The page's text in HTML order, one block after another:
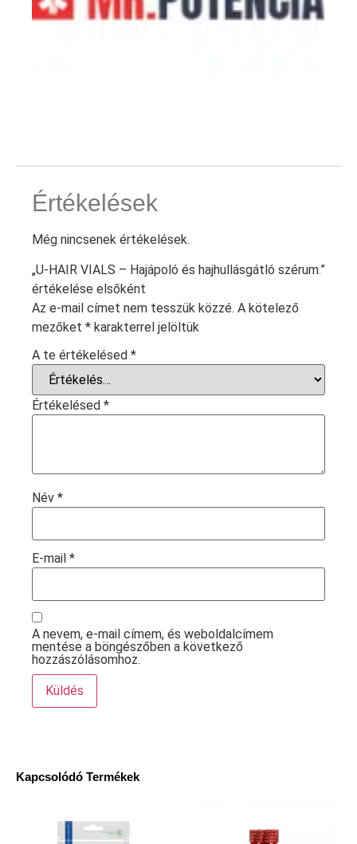
Kapcsolódó Termékek
Értékelések
Még nincsenek értékelések.
„U-HAIR VIALS – Hajápoló és hajhullásgátló szérum.”
értékelése elsőként
Az e-mail címet nem tesszük közzé. A kötelező
mezőket * karakterrel jelöltük
A te értékelésed *
Értékelésed *
Név *
E-mail *
A nevem, e-mail címem, és weboldalcímem
mentése a böngészőben a következő
hozzászólásomhoz.